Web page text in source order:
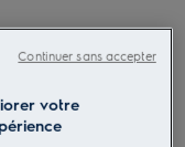
sac Pure
votre
Continuer sans accepter